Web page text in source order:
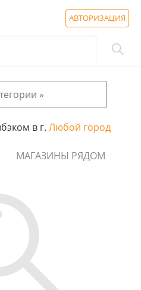
АВТОРИЗАЦИЯ
»
в г. Любой город
МАГАЗИНЫ РЯДОМ